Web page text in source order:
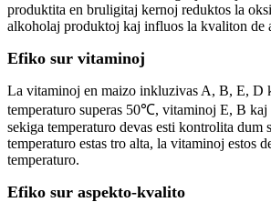
produktita en bruligitaj kernoj reduktos la
alkoholaj produktoj kaj influos la kvaliton de
Efiko sur vitaminoj
La vitaminoj en maizo inkluzivas A, B, E, D
temperaturo superas 50℃, vitaminoj E, B kaj
sekiga temperaturo devas esti kontrolita dum
temperaturo estas tro alta, la vitaminoj estos
temperaturo.
Efiko sur aspekto-kvalito